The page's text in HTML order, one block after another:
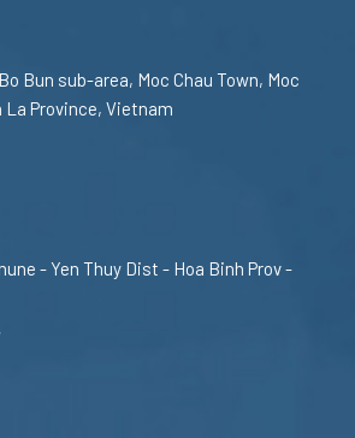
Bun sub-area, Moc Chau Town, Moc
Province, Vietnam
- Yen Thuy Dist - Hoa Binh Prov -